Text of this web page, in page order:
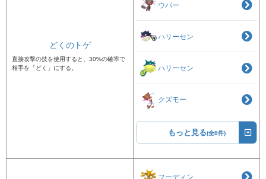
どくのトゲ
直接攻撃の技を使用すると、30%の確率で
相手を「どく」にする。
ウパー
ハリーセン
ハリーセン
クズモー
もっと見る(全8件)
フーディン